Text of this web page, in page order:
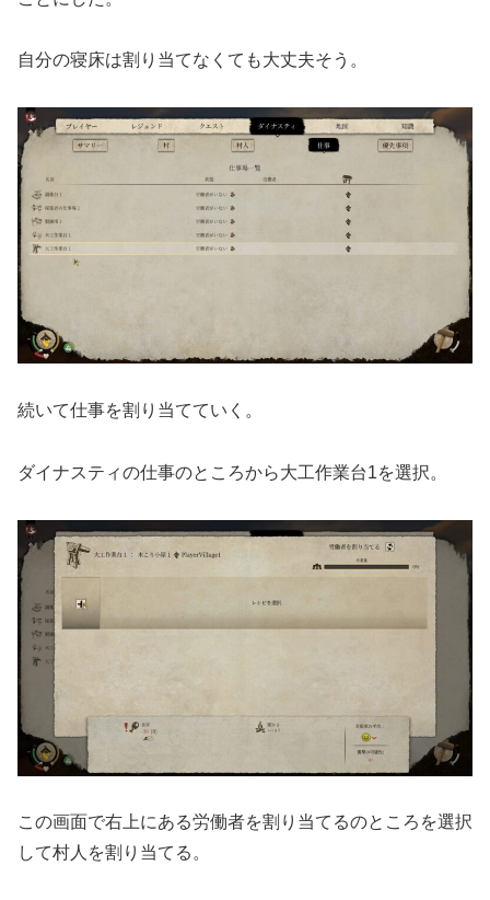
自分の寝床は割り当てなくても大丈夫そう。
続いて仕事を割り当てていく。
ダイナスティの仕事のところから大工作業台1を選択。
この画面で右上にある労働者を割り当てるのところを選択
して村人を割り当てる。